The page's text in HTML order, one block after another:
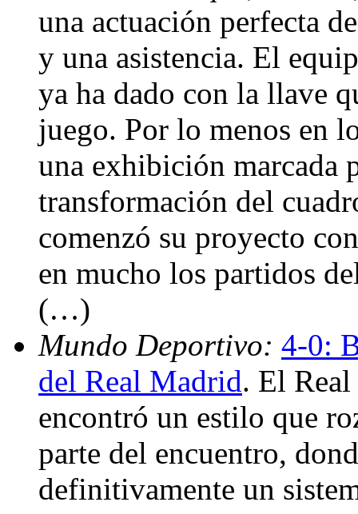
una actuación perfecta
y una asistencia. El
ya ha dado con la llave
juego. Por lo menos en
una exhibición marcada
transformación del
comenzó su proyecto
en mucho los partidos
(…)
Mundo Deportivo: 4-0:
del Real Madrid. El
encontró un estilo que
parte del encuentro,
definitivamente un